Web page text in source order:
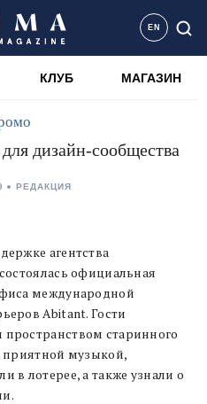
EN
КЛУБ МАГАЗИН
дизайн-сообщества
РЕДАКЦИЯ
агентства
официальная
международной
Abitant. Гости
старинного
приятной музыкой,
в лотерее, а также узнали о